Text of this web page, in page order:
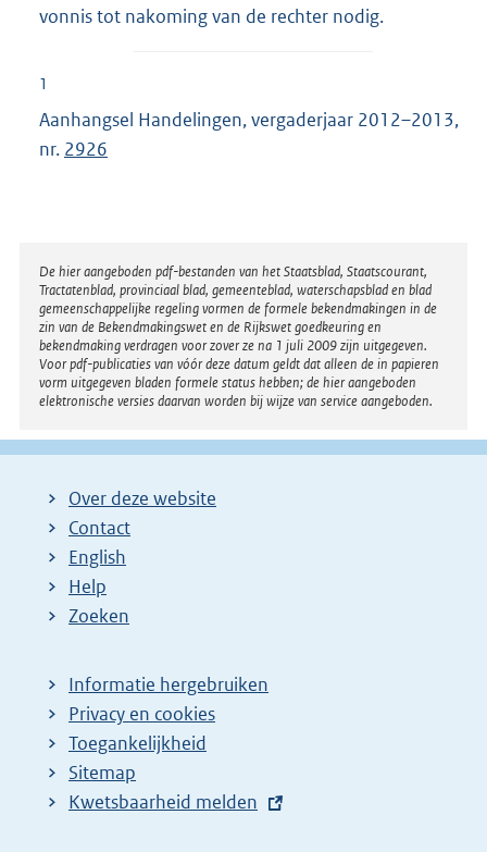
vonnis tot nakoming van de rechter nodig.
1
Aanhangsel Handelingen, vergaderjaar 2012–2013,
nr. 2926
Disclaimer
De hier aangeboden pdf-bestanden van het Staatsblad, Staatscourant,
Tractatenblad, provinciaal blad, gemeenteblad, waterschapsblad en blad
gemeenschappelijke regeling vormen de formele bekendmakingen in de
zin van de Bekendmakingswet en de Rijkswet goedkeuring en
bekendmaking verdragen voor zover ze na 1 juli 2009 zijn uitgegeven.
Voor pdf-publicaties van vóór deze datum geldt dat alleen de in papieren
vorm uitgegeven bladen formele status hebben; de hier aangeboden
elektronische versies daarvan worden bij wijze van service aangeboden.
Over deze website
Contact
English
Help
Zoeken
Informatie hergebruiken
Privacy en cookies
Toegankelijkheid
Sitemap
E
Kwetsbaarheid melden